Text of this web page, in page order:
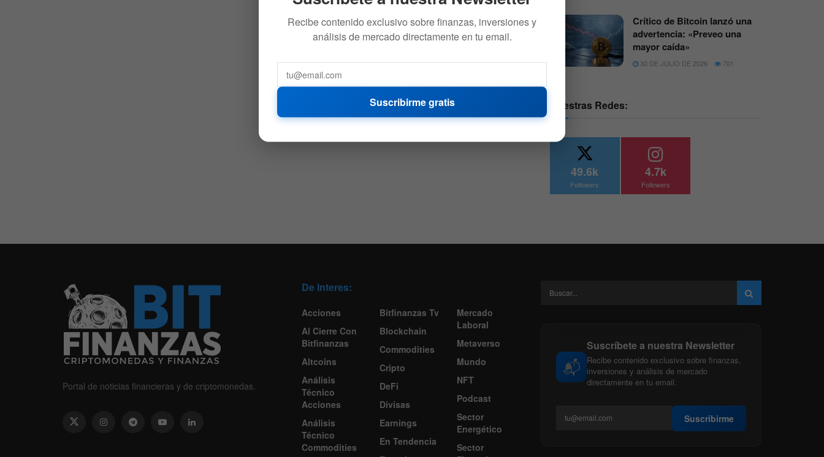
Crítico de Bitcoin lanzó una
advertencia: «Preveo una
mayor caída»
30 DE JULIO DE 2026 701
Nuestras Redes:
49.6k
Followers
4.7k
Followers
Portal de noticias financieras y de criptomonedas.
De Interes:
Acciones
Al Cierre Con
Bitfinanzas
Altcoins
Análisis
Técnico
Acciones
Análisis
Técnico
Commodities
Bitfinanzas Tv
Blockchain
Commodities
Cripto
DeFi
Divisas
Earnings
En Tendencia
Mercado
Laboral
Metaverso
Mundo
NFT
Podcast
Sector
Energético
Sector
📬
Suscríbete a nuestra Newsletter
Recibe contenido exclusivo sobre finanzas,
inversiones y análisis de mercado
directamente en tu email.
Suscribirme
Recibe contenido exclusivo sobre finanzas, inversiones y
análisis de mercado directamente en tu email.
Suscribirme gratis